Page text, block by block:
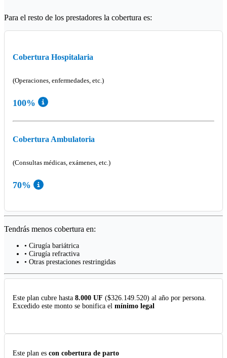
Para el resto de los prestadores la cobertura es:
Cobertura Hospitalaria
(Operaciones, enfermedades, etc.)
100%
Cobertura Ambulatoria
(Consultas médicas, exámenes, etc.)
70%
Tendrás menos cobertura en:
• Cirugía bariátrica
• Cirugía refractiva
• Otras prestaciones restringidas
Este plan cubre hasta 8.000 UF ($326.149.520) al año por persona.
Excedido este monto se bonifica el mínimo legal
Este plan es con cobertura de parto